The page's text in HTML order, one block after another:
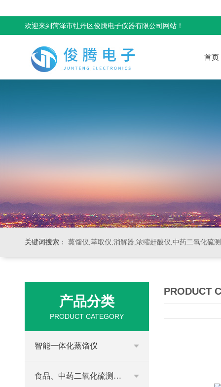
欢迎来到菏泽市牡丹区俊腾电子仪器有限公司网站！
首页
关键词搜索： 蒸馏仪,萃取仪,消解器,浓缩赶酸仪,中药二氧化硫
产品分类
PRODUCT CATEGORY
智能一体化蒸馏仪
食品、中药二氧化硫测定仪
PRODUCT